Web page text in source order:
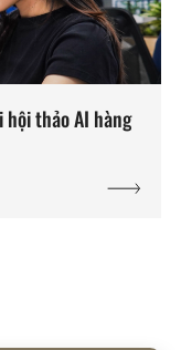
hội thảo AI hàng